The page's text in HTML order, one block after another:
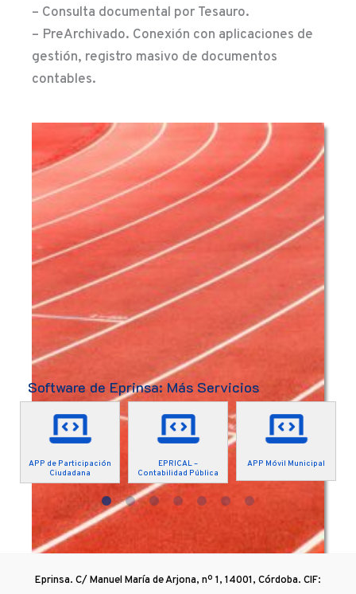
– Consulta documental por Tesauro.
– PreArchivado. Conexión con aplicaciones de
gestión, registro masivo de documentos
contables.
Software de Eprinsa: Más Servicios
APP de Participación
Ciudadana
EPRICAL –
Contabilidad Pública
APP Móvil Municipal
Eprinsa. C/ Manuel María de Arjona, nº 1, 14001, Córdoba. CIF: